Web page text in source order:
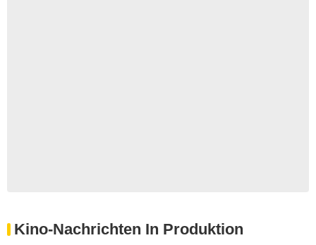
Kino-Nachrichten In Produktion